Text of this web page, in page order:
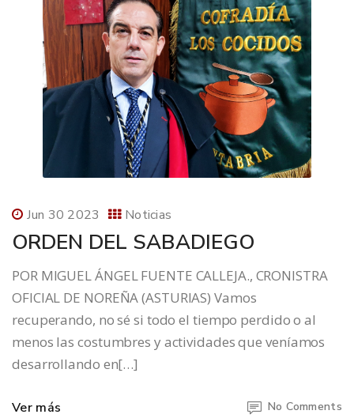
Jun 30 2023 Noticias
ORDEN DEL SABADIEGO
POR MIGUEL ÁNGEL FUENTE CALLEJA., CRONISTRA
OFICIAL DE NOREÑA (ASTURIAS) Vamos
recuperando, no sé si todo el tiempo perdido o al
menos las costumbres y actividades que veníamos
desarrollando en[…]
Ver más No Comments